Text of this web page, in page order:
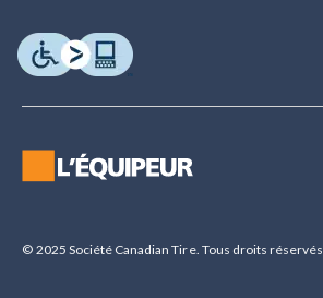
© 2025 Société Canadian Tire. Tous droits réservés.